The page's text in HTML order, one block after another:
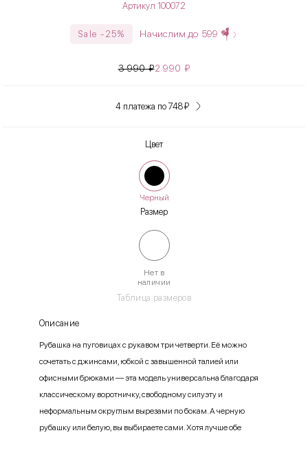
Артикул 100072
Sale -25% Начислим до 599
3 990₽2 990 ₽
4 платежа по 748₽
Цвет
Черный
Размер
Таблица размеров
Нет в
наличии
Описание
Рубашка на пуговицах с рукавом три четверти. Её можно
сочетать с джинсами, юбкой с завышенной талией или
офисными брюками — эта модель универсальна благодаря
классическому воротничку, свободному силуэту и
неформальным округлым вырезами по бокам. А черную
рубашку или белую, вы выбираете сами. Хотя лучше обе